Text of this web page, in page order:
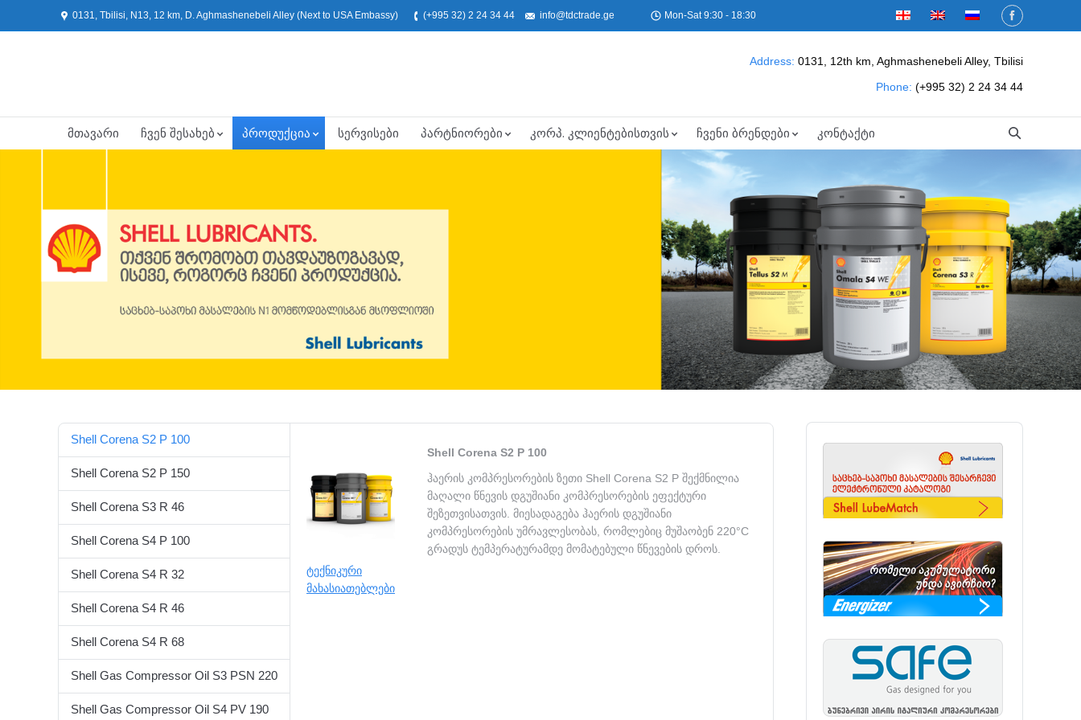
0131, Tbilisi, N13, 12 km, D. Aghmashenebeli Alley (Next to USA Embassy) (+995 32) 2 24 34 44 info@tdctrade.ge Mon-Sat 9:30 - 18:30
Address: 0131, 12th km, Aghmashenebeli Alley, Tbilisi
Phone: (+995 32) 2 24 34 44
მთავარი ჩვენ შესახებ პროდუქცია სერვისები პარტნიორები კორპ. კლიენტებისთვის ჩვენი ბრენდები კონტაქტი
Shell Corena S2 P 100
Shell Corena S2 P 150
Shell Corena S3 R 46
Shell Corena S4 P 100
Shell Corena S4 R 32
Shell Corena S4 R 46
Shell Corena S4 R 68
Shell Gas Compressor Oil S3 PSN 220
Shell Gas Compressor Oil S4 PV 190
ტექნიკური
მახასიათებლები
Shell Corena S2 P 100
ჰაერის კომპრესორების ზეთი Shell Corena S2 P შექმნილია
მაღალი წნევის დგუშიანი კომპრესორების ეფექტური
შეზეთვისათვის. მიესადაგება ჰაერის დგუშიანი
კომპრესორების უმრავლესობას, რომლებიც მუშაობენ 220°C
გრადუს ტემპერატურამდე მომატებული წნევების დროს.